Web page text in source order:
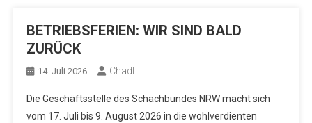
BETRIEBSFERIEN: WIR SIND BALD
ZURÜCK
14. Juli 2026 Chadt
Die Geschäftsstelle des Schachbundes NRW macht sich
vom 17. Juli bis 9. August 2026 in die wohlverdienten